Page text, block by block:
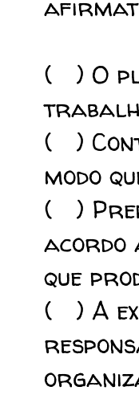
( ) O
( )
modo
( )
acordo
que
( ) A